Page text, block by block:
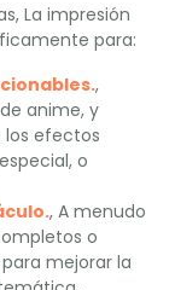
La impresión
para:
,
anime, y
los efectos
o
, A menudo
o
mejorar la